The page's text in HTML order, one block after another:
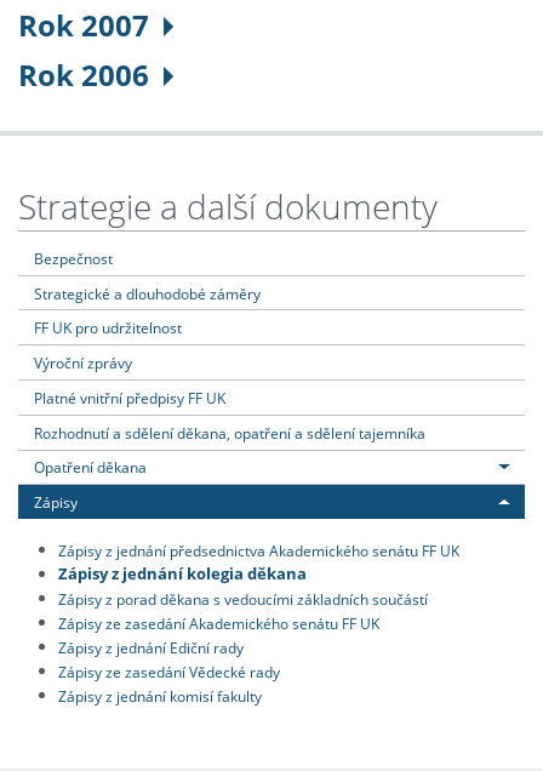
Rok 2007
Rok 2006
Strategie a další dokumenty
Bezpečnost
Strategické a dlouhodobé záměry
FF UK pro udržitelnost
Výroční zprávy
Platné vnitřní předpisy FF UK
Rozhodnutí a sdělení děkana, opatření a sdělení tajemníka
Opatření děkana
Zápisy
Zápisy z jednání předsednictva Akademického senátu FF UK
Zápisy z jednání kolegia děkana
Zápisy z porad děkana s vedoucími základních součástí
Zápisy ze zasedání Akademického senátu FF UK
Zápisy z jednání Ediční rady
Zápisy ze zasedání Vědecké rady
Zápisy z jednání komisí fakulty